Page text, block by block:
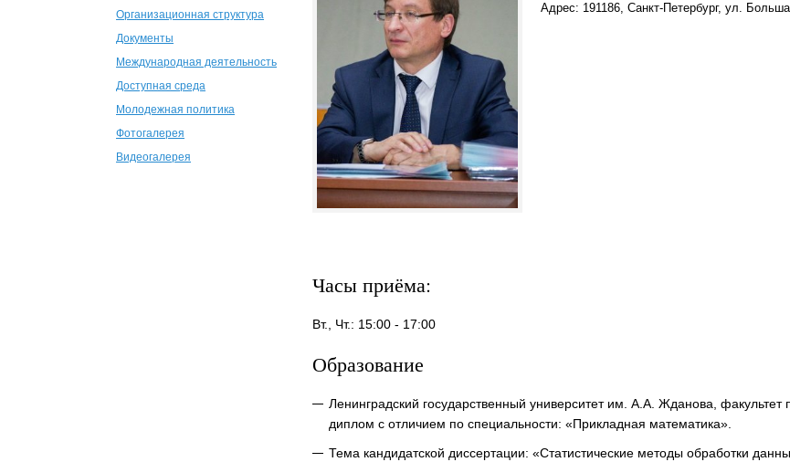
Организационная структура
Документы
Международная деятельность
Доступная среда
Молодежная политика
Фотогалерея
Видеогалерея
Адрес: 191186, Санкт-Петербург, ул.
Часы приёма:
Вт., Чт.: 15:00 - 17:00
Образование
Ленинградский государственный университет им. А.А. Жданова,
диплом с отличием по специальности: «Прикладная математика».
Тема кандидатской диссертации: «Статистические методы обработки